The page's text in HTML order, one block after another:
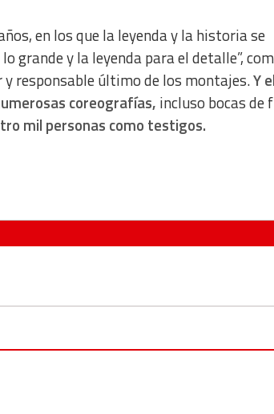
en los que la leyenda y la historia se
grande y la leyenda para el detalle”,
responsable último de los montajes.Y
coreografías, incluso bocas de
mil personas como testigos.